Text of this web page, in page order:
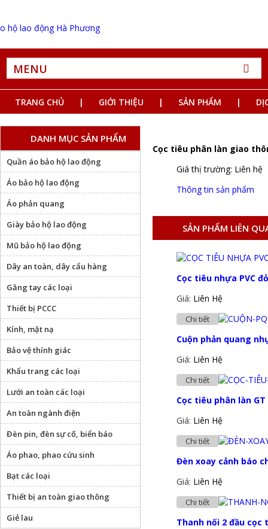
MENU
TRANG CHỦ GIỚI THIỆU SẢN PHẨM
Cọc tiêu phân làn giao
Giá thị trường: Liên hệ
Thông tin sản phẩm
SẢN PHẨM LIÊN
Cọc tiêu nhựa PVC
Giá: Liên Hệ
Chi tiết
Cuộn phản quang
Giá: Liên Hệ
Chi tiết
Cọc tiêu phân làn
Giá: Liên Hệ
Chi tiết
Đèn xoay cảnh báo
Giá: Liên Hệ
Chi tiết
Thanh nối 2 đầu
DANH MỤC SẢN PHẨM
Quần áo bảo hộ lao động
Áo bảo hộ lao động
Áo phản quang
Giày bảo hộ lao động
Mũ bảo hộ lao động
Dây an toàn, dây cẩu hàng
Găng tay các loại
Thiết bị PCCC
Kính, mặt nạ
Bảo vệ thính giác
Khẩu trang các loại
Lưới an toàn các loại
An toàn ngành điện
Đèn pin, đèn sự cố, biển báo
Áo phao, phao cứu sinh
Bạt các loại
Thiết bị an toàn giao thông
Giẻ lau